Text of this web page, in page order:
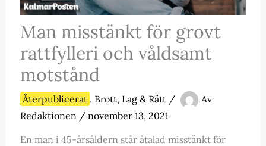
Man misstänkt för grovt
rattfylleri och våldsamt
motstånd
Återpublicerat , Brott, Lag & Rätt/
Av
Redaktionen / november 13, 2021
En man i 45-årsåldern står åtalad misstänkt för